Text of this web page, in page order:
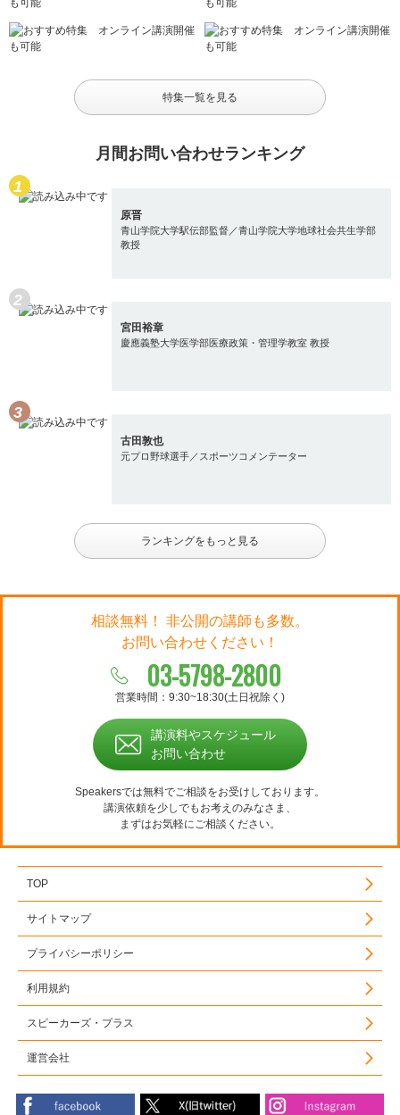
特集一覧を見る
月間お問い合わせランキング
原晋
青山学院大学駅伝部監督／青山学院大学地球社会共生学部
教授
宮田裕章
慶應義塾大学医学部医療政策・管理学教室 教授
古田敦也
元プロ野球選手／スポーツコメンテーター
ランキングをもっと見る
相談無料！ 非公開の講師も多数。
お問い合わせください！
03-5798-2800
営業時間：9:30~18:30(土日祝除く)
講演料やスケジュール
お問い合わせ
Speakersでは無料でご相談をお受けしております。
講演依頼を少しでもお考えのみなさま、
まずはお気軽にご相談ください。
TOP
サイトマップ
プライバシーポリシー
利用規約
スピーカーズ・プラス
運営会社